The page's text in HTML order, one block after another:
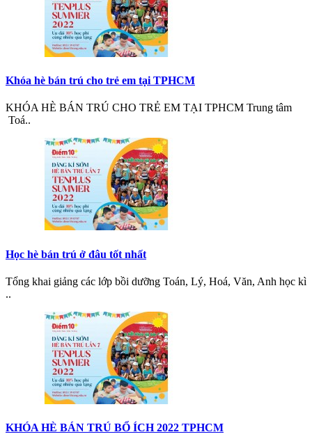
Khóa hè bán trú cho trẻ em tại TPHCM
KHÓA HÈ BÁN TRÚ CHO TRẺ EM TẠI TPHCM Trung tâm
Toá..
Học hè bán trú ở đâu tốt nhất
Tổng khai giảng các lớp bồi dưỡng Toán, Lý, Hoá, Văn, Anh học kì
..
KHÓA HÈ BÁN TRÚ BỔ ÍCH 2022 TPHCM